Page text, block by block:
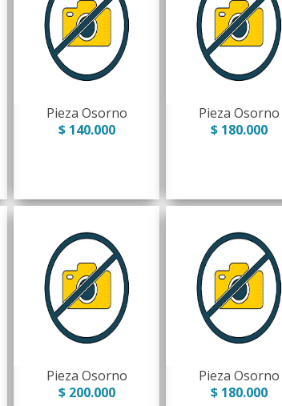
Pieza Osorno
$ 140.000
Pieza Osorno
$ 180.000
Pieza Osorno
$ 200.000
Pieza Osorno
$ 180.000